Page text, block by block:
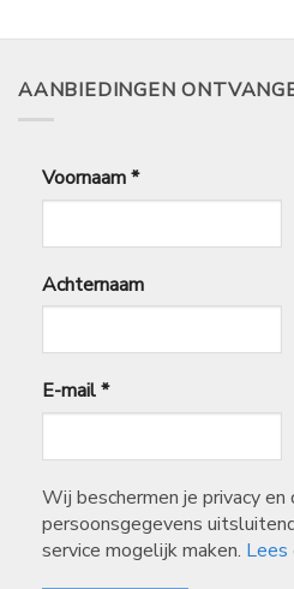
AANBIEDINGEN
Voornaam*
Achternaam
E-mail*
Wij beschermen je privacy en
persoonsgegevens
service mogelijk maken. Lees